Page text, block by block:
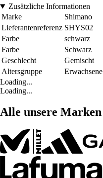
Zusätzliche Informationen
Marke
Shimano
Lieferantenreferenz SHYS02
Farbe
schwarz
Farbe
Schwarz
Geschlecht
Gemischt
Altersgruppe
Erwachsene
Loading...
Loading...
Alle unsere Marken